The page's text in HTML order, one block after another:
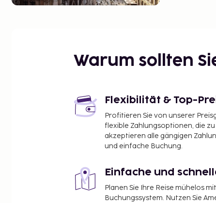
Warum sollten
Flexibilität & Top-
Profitieren Sie von unserer
flexible Zahlungsoptionen, die
akzeptieren alle gängigen
und einfache Buchung.
Einfache und
Planen Sie Ihre Reise mühelos
Buchungssystem. Nutzen Sie